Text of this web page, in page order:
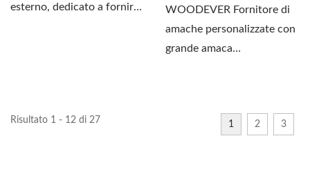
esterno, dedicato a fornire
WOODEVER Fornitore di
amache personalizzate con
grande amaca
Risultato 1 - 12 di 27 1 2 3